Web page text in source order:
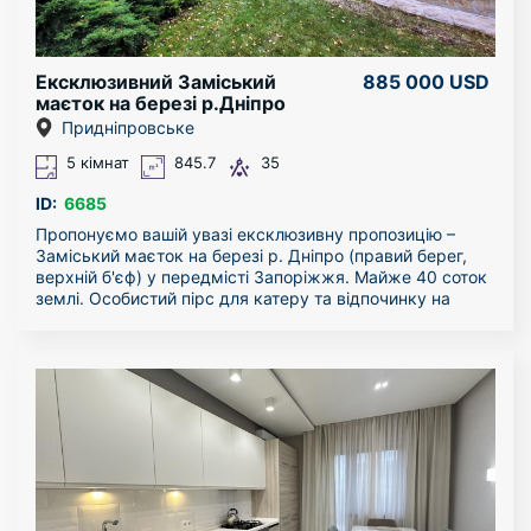
пластикові.
Гарні сусіди.
Квартира під ремонт.
Ексклюзивний Заміський
маєток на березі р.Дніпро
885 000 USD
Придніпровське
5 кімнат 845.7 35
ID: 6685
Пропонуємо вашій увазі ексклюзивну пропозицію –
Заміський маєток на березі р. Дніпро (правий берег,
верхній б'єф) у передмісті Запоріжжя. Майже 40 соток
землі. Особистий пірс для катеру та відпочинку на
персоналу.
1. Основній будинок для проживання – 261,1 кв.м.:
- У цокольному поверсі: гараж, котельня, технічна
кімната, велика гардеробна, санвузол, комора та
винний погріб.